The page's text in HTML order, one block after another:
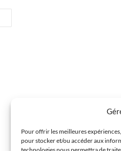
Pour offrir les meilleures
pour stocker et/ou accéder aux